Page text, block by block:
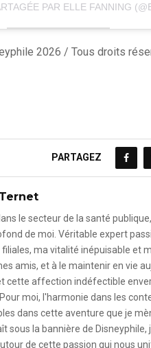
PAR ELLE FANNING
2026 / Tous droits
PARTAGEZ
le secteur de la santé
de moi. Véritable expert
ma vitalité inépuisable et
amis, et à le maintenir en vie
cette affection indéfectible
moi, l'harmonie dans les
dans cette aventure que je
sous la bannière de
de cette passion qui nous